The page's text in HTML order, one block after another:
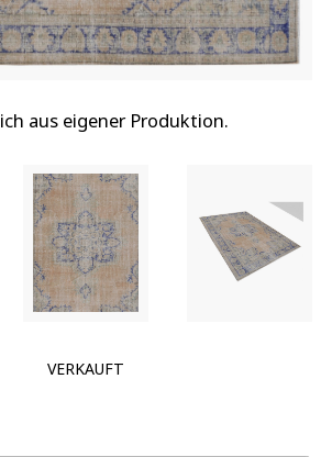
aus eigener Produktion.
VERKAUFT